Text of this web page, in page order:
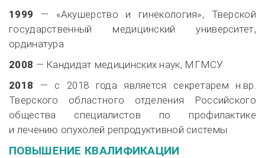
1999 — «Акушерство и гинекология», Тверской
государственный медицинский университет,
ординатура
2008 — Кандидат медицинских наук, МГМСУ
2018 — с 2018 года является секретарем н.вр.
Тверского областного отделения Российского
общества специалистов по профилактике
и лечению опухолей репродуктивной системы
ПОВЫШЕНИЕ КВАЛИФИКАЦИИ